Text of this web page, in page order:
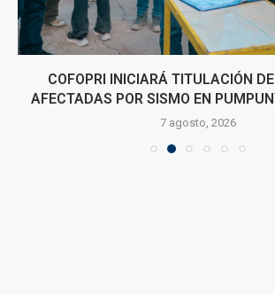
COFOPRI INICIARÁ TITULACIÓN
AFECTADAS POR SISMO EN
7 agosto, 2026